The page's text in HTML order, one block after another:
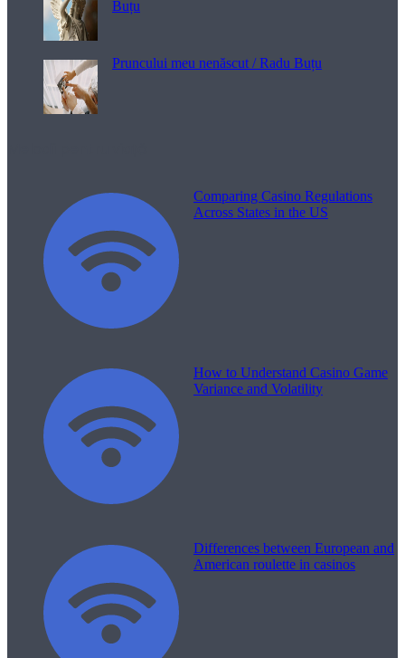
Buțu
Pruncului meu nenăscut / Radu Buțu
Comparing Casino Regulations
Across States in the US
How to Understand Casino Game
Variance and Volatility
Differences between European and
American roulette in casinos